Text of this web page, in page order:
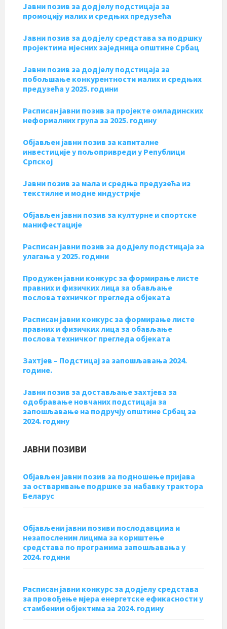
Jавни позив за додјелу подстицаја за
промоцију малих и средњих предузећа
Jавни позив за додјелу средстава за подршку
пројектима мјесних заједница општине Србац
Јавни позив за додјелу подстицаја за
побољшање конкурентности малих и средњих
предузећа у 2025. години
Расписан јавни позив за пројекте омладинских
неформалних група за 2025. годину
Објављен јавни позив за капиталне
инвестиције у пољопривреди у Републици
Српској
Јавни позив за мала и средња предузећа из
текстилне и модне индустрије
Објављен јавни позив за културне и спортске
манифестације
Расписан јавни позив за додјелу подстицаја за
улагања у 2025. години
Продужен јавни конкурс за формирање листе
правних и физичких лица за обављање
послова техничког прегледа објеката
Расписан јавни конкурс за формирање листе
правних и физичких лица за обављање
послова техничког прегледа објеката
Захтјев – Подстицај за запошљавања 2024.
године.
Јавни позив за достављање захтјева за
одобравање новчаних подстицаја за
запошљавање на подручју општине Србац за
2024. годину
ЈАВНИ ПОЗИВИ
Објављен јавни позив за подношење пријава
за остваривање подршке за набавку трактора
Беларус
Објављени јавни позиви послодавцима и
незапосленим лицима за кориштење
средстава по програмима запошљавања у
2024. години
Расписан јавни конкурс за дод‌јелу средстава
за провођење мјера енергетске ефикасности у
стамбеним објектима за 2024. годину